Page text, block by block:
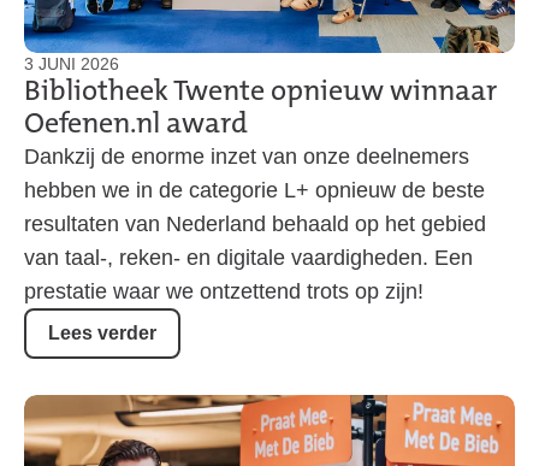
Lees verder
3 JUNI 2026
Bibliotheek Twente opnieuw winnaar
Oefenen.nl award
Dankzij de enorme inzet van onze deelnemers
hebben we in de categorie L+ opnieuw de beste
resultaten van Nederland behaald op het gebied
van taal-, reken- en digitale vaardigheden. Een
prestatie waar we ontzettend trots op zijn!